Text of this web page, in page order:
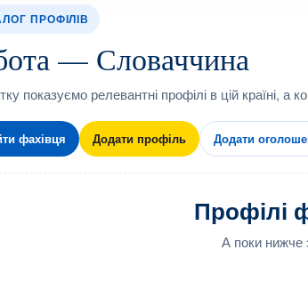
ПРОФІЛІВ
— Словаччина
показуємо релевантні профілі в цій країні, а
фахівця Додати профіль Додати
Профілі
А поки нижче